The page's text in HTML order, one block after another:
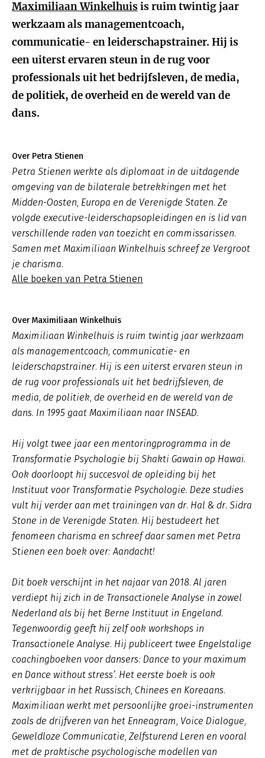
Maximiliaan Winkelhuisis ruim twintig jaar
werkzaam als managementcoach,
communicatie- en leiderschapstrainer. Hij is
een uiterst ervaren steun in de rug voor
professionals uit het bedrijfsleven, de media,
de politiek, de overheid en de wereld van de
dans.
Over Petra Stienen
Petra Stienen werkte als diplomaat in de uitdagende
omgeving van de bilaterale betrekkingen met het
Midden-Oosten, Europa en de Verenigde Staten. Ze
volgde executive-leiderschapsopleidingen en is lid van
verschillende raden van toezicht en commissarissen.
Samen met Maximiliaan Winkelhuis schreef ze Vergroot
je charisma.
Alle boeken van Petra Stienen
Over Maximiliaan Winkelhuis
Maximiliaan Winkelhuis is ruim twintig jaar werkzaam
als managementcoach, communicatie- en
leiderschapstrainer. Hij is een uiterst ervaren steun in
de rug voor professionals uit het bedrijfsleven, de
media, de politiek, de overheid en de wereld van de
dans. In 1995 gaat Maximiliaan naar INSEAD.
Hij volgt twee jaar een mentoringprogramma in de
Transformatie Psychologie bij Shakti Gawain op Hawaï.
Ook doorloopt hij succesvol de opleiding bij het
Instituut voor Transformatie Psychologie. Deze studies
vult hij verder aan met trainingen van dr. Hal & dr. Sidra
Stone in de Verenigde Staten. Hij bestudeert het
fenomeen charisma en schreef daar samen met Petra
Stienen een boek over: Aandacht!
Dit boek verschijnt in het najaar van 2018. Al jaren
verdiept hij zich in de Transactionele Analyse in zowel
Nederland als bij het Berne Instituut in Engeland.
Tegenwoordig geeft hij zelf ook workshops in
Transactionele Analyse. Hij publiceert twee Engelstalige
coachingboeken voor dansers: Dance to your maximum
en Dance without stress’. Het eerste boek is ook
verkrijgbaar in het Russisch, Chinees en Koreaans.
Maximiliaan werkt met persoonlijke groei-instrumenten
zoals de drijfveren van het Enneagram, Voice Dialogue,
Geweldloze Communicatie, Zelfsturend Leren en vooral
met de praktische psychologische modellen van